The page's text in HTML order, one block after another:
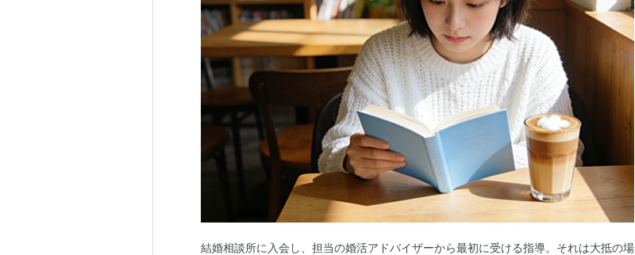
結婚相談所に入会し、担当の婚活アドバイザーから最初に受ける指導。それは大抵の場